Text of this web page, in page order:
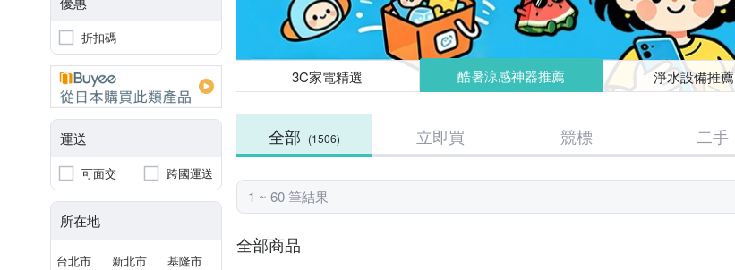
折扣碼
運送
可面交 跨國運送
所在地
台北市 新北市 基隆市
3C家電精選 酷暑涼感神器推薦 淨水設備推薦
全部 (1506) 立即買 競標 二手
1 ~ 60 筆結果
全部商品